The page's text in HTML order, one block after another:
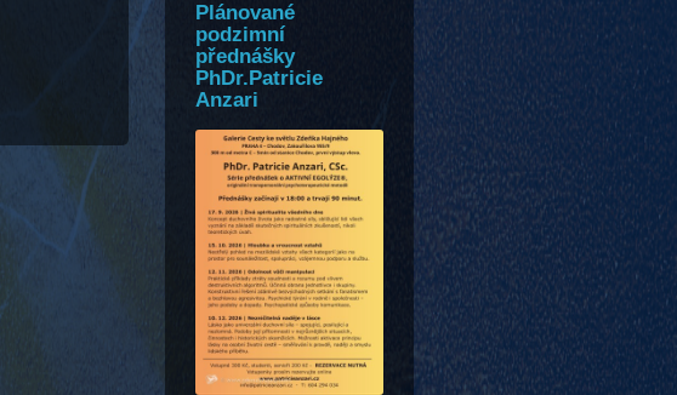
Plánované
podzimní
přednášky
PhDr.Patricie
Anzari